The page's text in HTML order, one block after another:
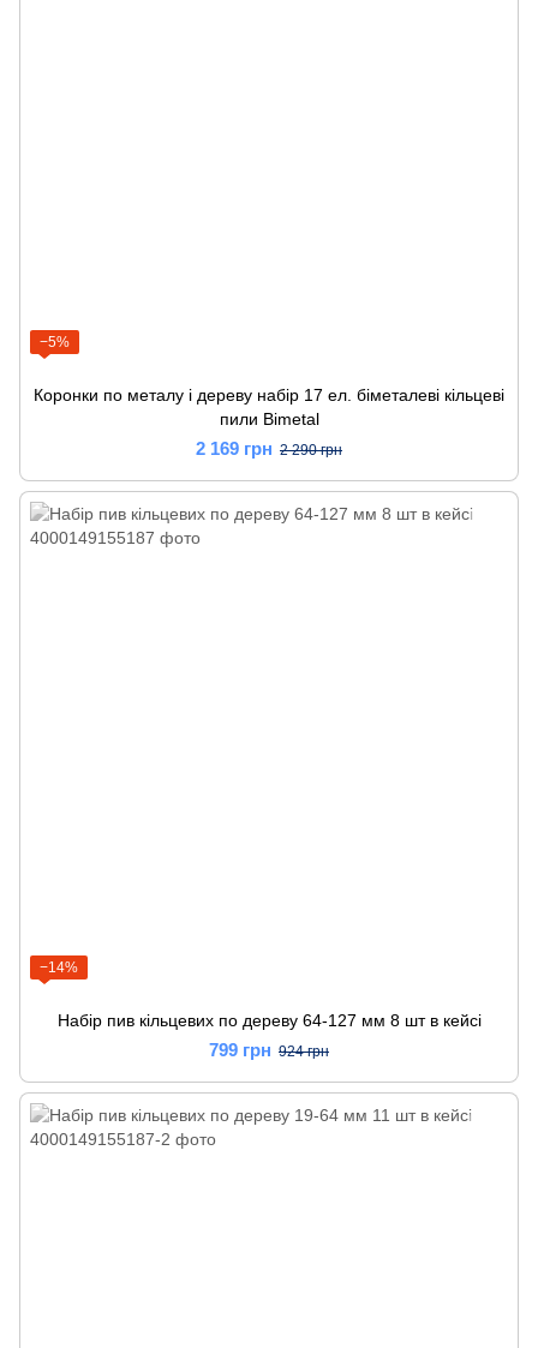
−5%
Коронки по металу і дереву набір 17 ел. біметалеві кільцеві
пили Bimetal
2 169 грн 2 290 грн
−14%
Набір пив кільцевих по дереву 64-127 мм 8 шт в кейсі
799 грн 924 грн